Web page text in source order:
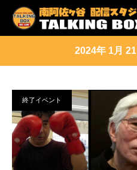
2024年 1月
終了イベント